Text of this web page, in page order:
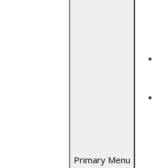
Primary Menu